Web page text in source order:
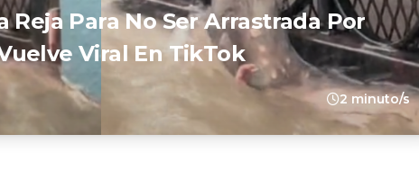
Reja Para No Ser Arrastrada Por
Viral En TikTok
2 minuto/s